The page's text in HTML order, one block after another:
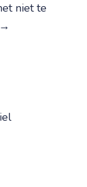
niet te
→